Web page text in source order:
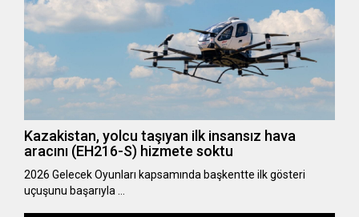
Kazakistan, yolcu taşıyan ilk insansız hava
aracını (EH216-S) hizmete soktu
2026 Gelecek Oyunları kapsamında başkentte ilk gösteri
uçuşunu başarıyla …